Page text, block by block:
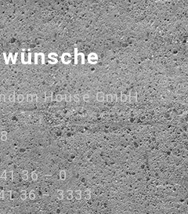
House GmbH
36 – 0
36 – 3333